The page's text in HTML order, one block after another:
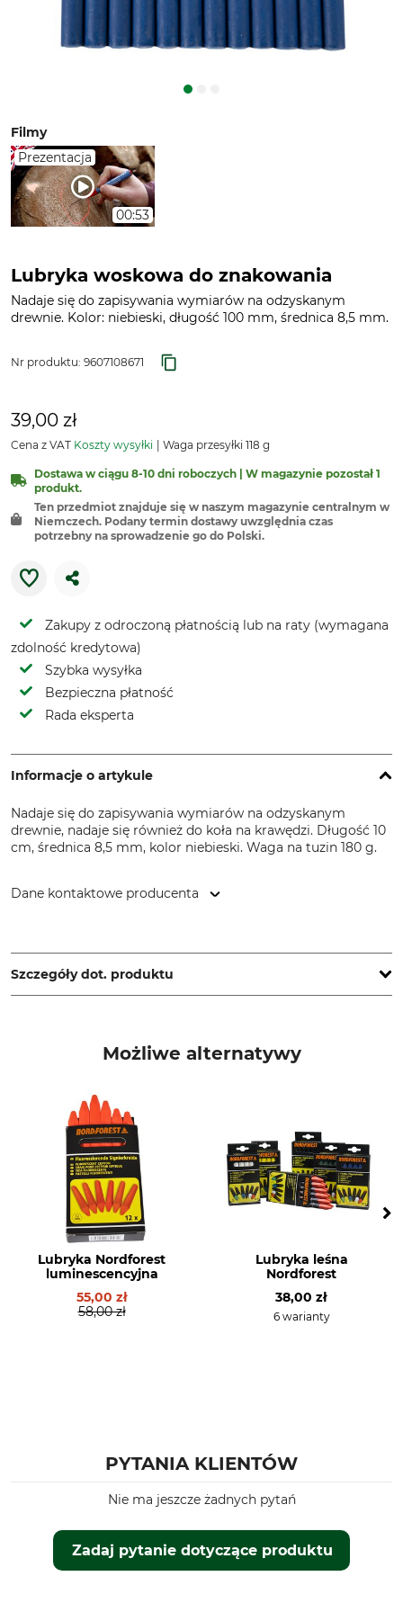
Filmy
Prezentacja
00:53
Lubryka woskowa do znakowania
Nadaje się do zapisywania wymiarów na odzyskanym
drewnie. Kolor: niebieski, długość 100 mm, średnica 8,5 mm.
Nr produktu: 9607108671
39,00 zł
Cena z VAT Koszty wysyłki Waga przesyłki 118 g
Dostawa w ciągu 8-10 dni roboczych | W magazynie pozostał 1
produkt.
Ten przedmiot znajduje się w naszym magazynie centralnym w
Niemczech. Podany termin dostawy uwzględnia czas
potrzebny na sprowadzenie go do Polski.
Zakupy z odroczoną płatnością lub na raty (wymagana
zdolność kredytowa)
Szybka wysyłka
Bezpieczna płatność
Rada eksperta
Informacje o artykule
Nadaje się do zapisywania wymiarów na odzyskanym
drewnie, nadaje się również do koła na krawędzi. Długość 10
cm, średnica 8,5 mm, kolor niebieski. Waga na tuzin 180 g.
Dane kontaktowe producenta
90449 Nürnberg, Germany, www.lyra.de
Szczegóły dot. produktu
znakowania
Możliwe alternatywy
Lubryka Nordforest
luminescencyjna
55,00 zł
58,00 zł
Lubryka leśna
Nordforest
38,00 zł
6 warianty
PYTANIA KLIENTÓW
Zadaj pytanie dotyczące produktu
Nie ma jeszcze żadnych pytań